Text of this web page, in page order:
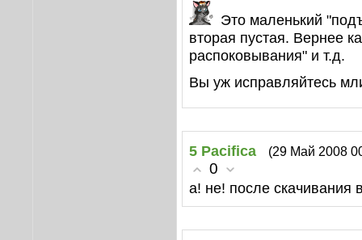
Это маленький
вторая пустая. Вернее
распоковывания" и т.д.
Вы уж исправляйтесь
5 Pacifica (29 Май 2008
0
а! не! после скачивания